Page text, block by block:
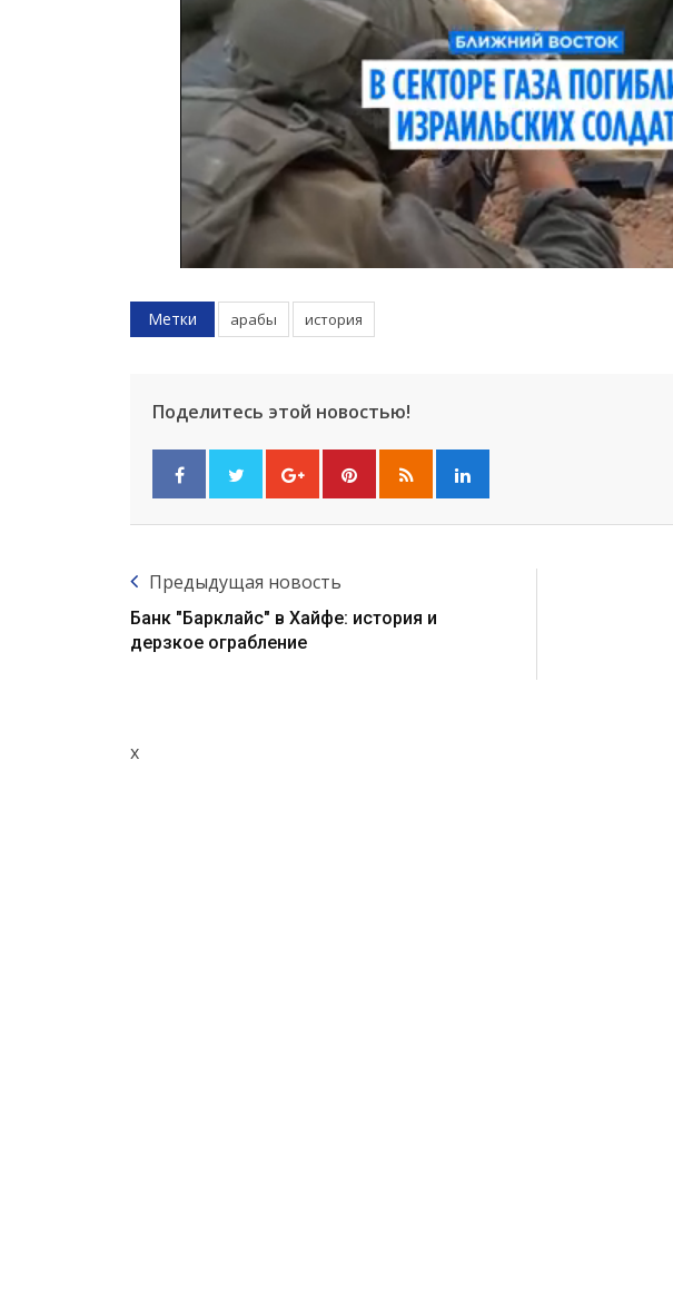
Метки арабы история
Поделитесь этой новостью!
Предыдущая новость
Банк "Барклайс" в Хайфе: история и
дерзкое ограбление
x